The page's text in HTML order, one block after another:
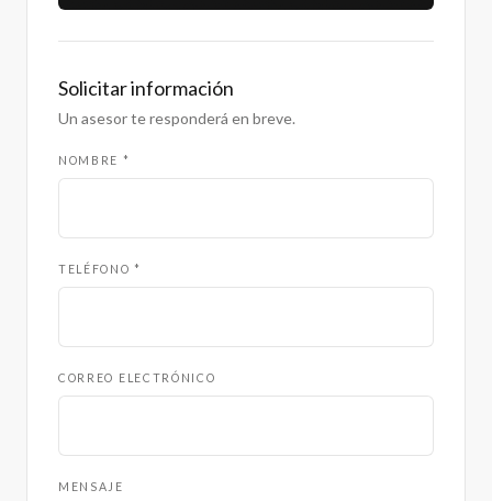
Solicitar información
Un asesor te responderá en breve.
NOMBRE *
TELÉFONO *
CORREO ELECTRÓNICO
MENSAJE